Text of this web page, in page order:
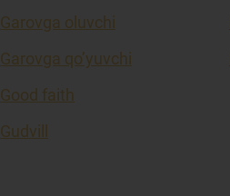
Garovga oluvchi
Garovga qo’yuvchi
Good faith
Gudvill